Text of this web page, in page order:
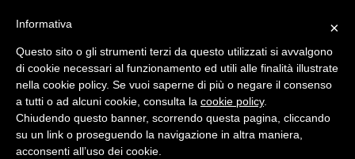
×
Informativa
Questo sito o gli strumenti terzi da questo utilizzati si avvalgono
di cookie necessari al funzionamento ed utili alle finalità illustrate
nella cookie policy. Se vuoi saperne di più o negare il consenso
a tutti o ad alcuni cookie, consulta la cookie policy.
Chiudendo questo banner, scorrendo questa pagina, cliccando
su un link o proseguendo la navigazione in altra maniera,
acconsenti all’uso dei cookie.